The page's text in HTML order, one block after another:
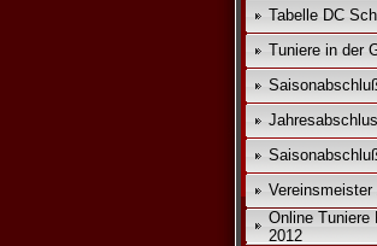
Tabelle DC
Tuniere in der
Vereinsmeister
Online Tuniere
2012
*